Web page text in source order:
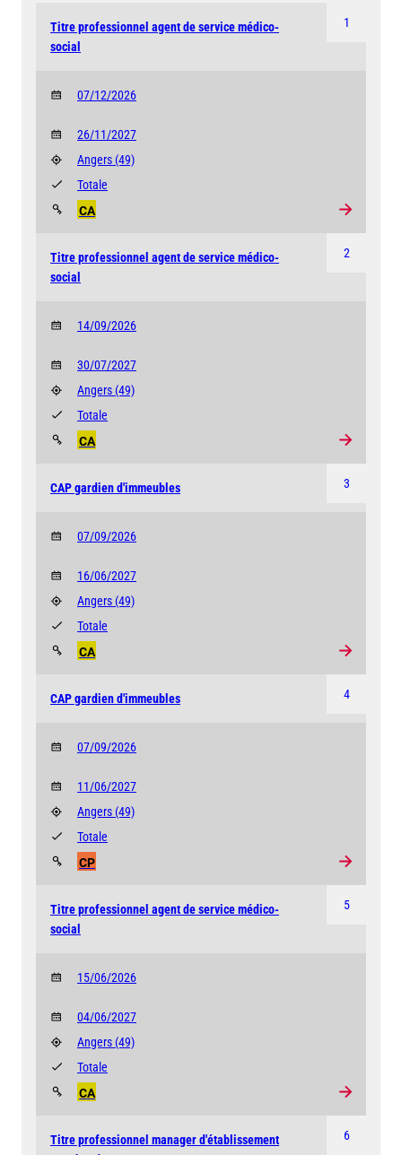
1
Titre professionnel agent de service médico-
social
07/12/2026
26/11/2027
Angers (49)
CA
Totale
2
Titre professionnel agent de service médico-
social
14/09/2026
30/07/2027
Angers (49)
CA
Totale
3
CAP gardien d'immeubles
07/09/2026
16/06/2027
Angers (49)
CA
Totale
4
CAP gardien d'immeubles
07/09/2026
11/06/2027
Angers (49)
CP
Totale
5
Titre professionnel agent de service médico-
social
15/06/2026
04/06/2027
Angers (49)
CA
Totale
6
Titre professionnel manager d'établissement